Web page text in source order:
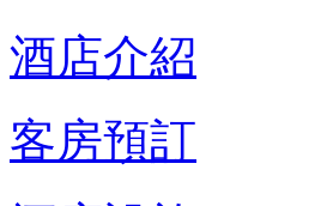
酒店介紹
客房預訂